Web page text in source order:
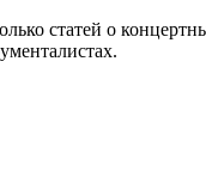
статей о